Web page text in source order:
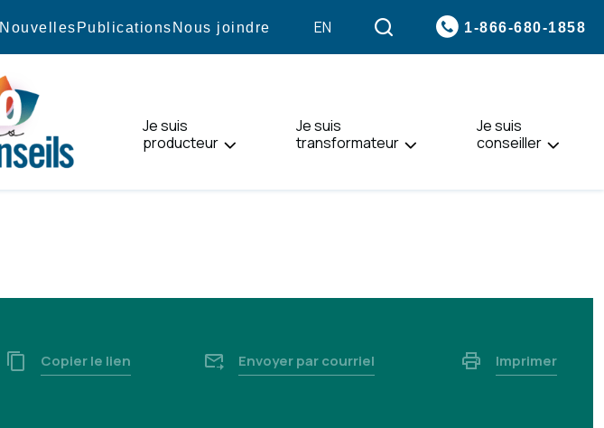
Je suis
producteur
Je suis
transformateur
Je suis
conseiller
Nouvelles Publications Nous joindre ENVISITER
ENGLISH.
1-866-680-1858
Copier le lien Envoyer par courriel Imprimer